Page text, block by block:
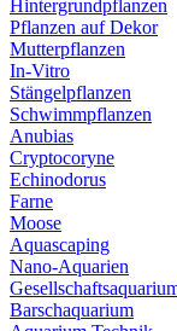
Hintergrundpflanzen
Pflanzen auf Dekor
Mutterpflanzen
In-Vitro
Stängelpflanzen
Schwimmpflanzen
Anubias
Cryptocoryne
Echinodorus
Farne
Moose
Aquascaping
Nano-Aquarien
Barschaquarium